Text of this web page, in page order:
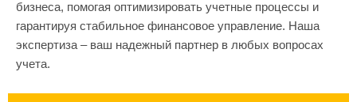
бизнеса, помогая оптимизировать учетные процессы и
гарантируя стабильное финансовое управление. Наша
экспертиза – ваш надежный партнер в любых вопросах
учета.